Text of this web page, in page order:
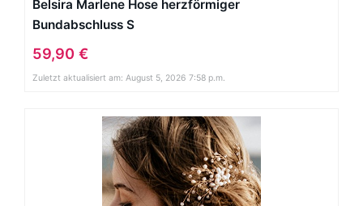
Belsira Marlene Hose herzförmiger
Bundabschluss S
59,90 €
Zuletzt aktualisiert am: August 5, 2026 7:58 p.m.